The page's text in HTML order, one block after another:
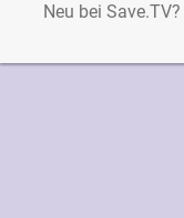
Neu bei Save.TV?